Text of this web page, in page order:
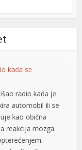
kada se
radio kada je
automobil ili se
kao obična
reakcija mozga